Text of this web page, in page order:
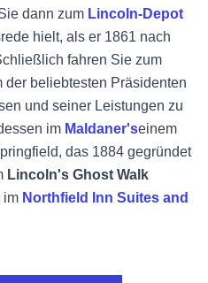
dann zum Lincoln-Depot
hielt, als er 1861 nach
fahren Sie zum
der beliebtesten Präsidenten
und seiner Leistungen zu
im Maldaner'seinem
das 1884 gegründet
Lincoln's Ghost Walk
im Northfield Inn Suites and